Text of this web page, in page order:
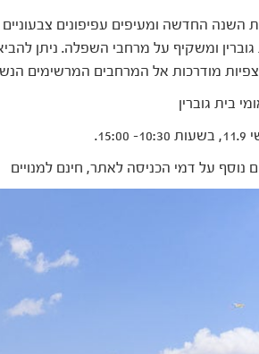
השנה החדשה ומעיפים עפיפונים
גוברין ומשקיף על מרחבי השפלה. ניתן
מודרכות אל המרחבים המרשימים
בית גוברין
נוסף על דמי הכניסה לאתר, חינם למנויים